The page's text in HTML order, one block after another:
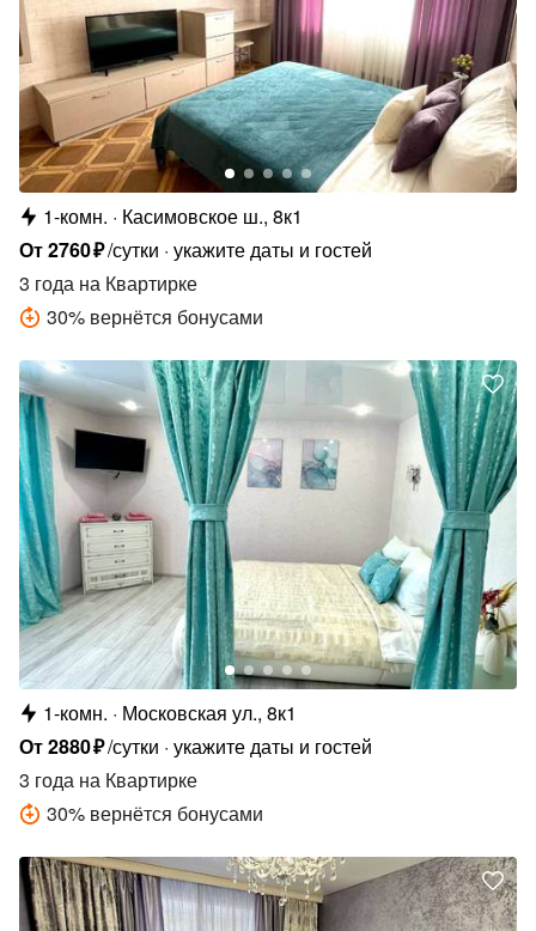
1-комн.
Касимовское ш., 8к1
От2760₽/сутки укажите даты и гостей
3 года на Квартирке
30% вернётся бонусами
1-комн.
Московская ул., 8к1
От2880₽/сутки укажите даты и гостей
3 года на Квартирке
30% вернётся бонусами